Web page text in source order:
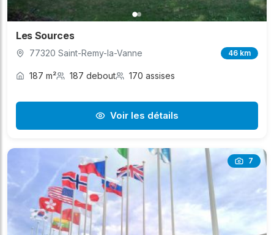
Les Sources
77320 Saint-Remy-la-Vanne 46 km
187 m² 187 debout 170 assises
Voir les détails
7